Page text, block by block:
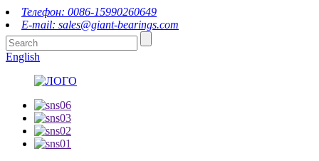
Телефон: 0086-15990260649
E-mail: sales@giant-bearings.com
English